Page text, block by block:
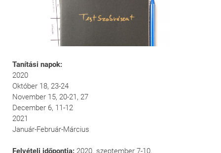
Tanítási napok:
2020
Október 18, 23-24
November 15, 20-21, 27
December 6, 11-12
2021
Január-Február-Március
Felvételi időpontja: 2020. szeptember 7-10.